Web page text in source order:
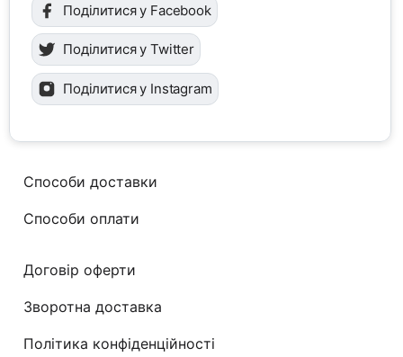
Поділитися у Facebook
Поділитися у Twitter
Поділитися у Instagram
Способи доставки
Способи оплати
Договір оферти
Зворотна доставка
Політика конфіденційності